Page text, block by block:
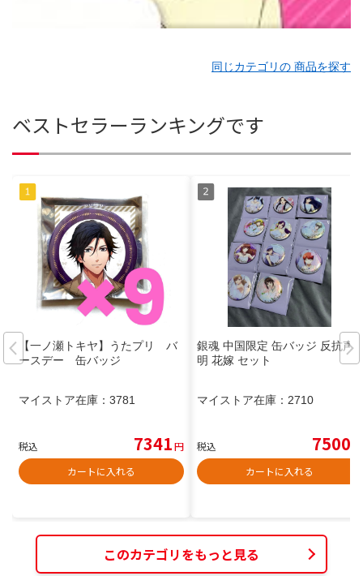
同じカテゴリの 商品を探す
ベストセラーランキングです
【一ノ瀬トキヤ】うたプリ バ
ースデー 缶バッジ
マイストア在庫： 3781
税込 7341円
カートに入れる
銀魂 中国限定 缶バッジ 反抗声
明 花嫁 セット
マイストア在庫： 2710
税込 7500
カートに入れる
このカテゴリをもっと見る